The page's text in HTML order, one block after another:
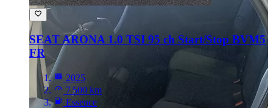
SEAT ARONA 1.0 TSI 95 ch Start/Stop BVM5
FR
2025
7 500 km
Essence